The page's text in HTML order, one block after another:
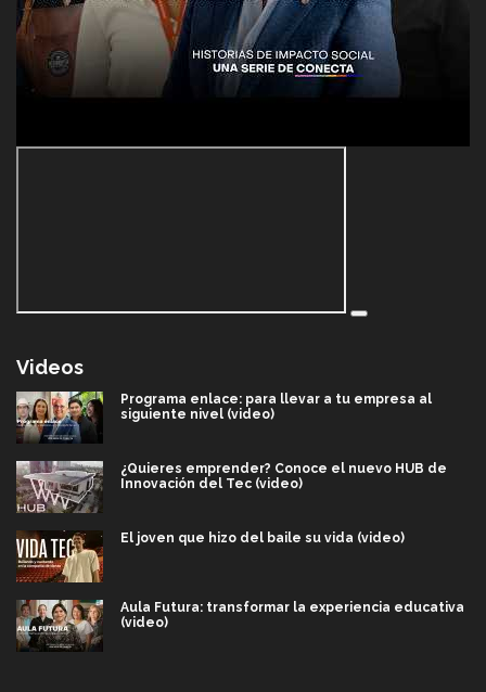
Videos
Programa enlace: para llevar a tu empresa al
siguiente nivel (video)
¿Quieres emprender? Conoce el nuevo HUB de
Innovación del Tec (video)
El joven que hizo del baile su vida (video)
Aula Futura: transformar la experiencia educativa
(video)